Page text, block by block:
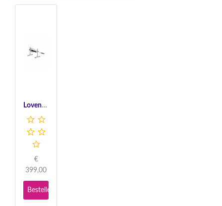
Lovense Mini Sex Machine - Multicolor
€
399,00
Bestellen